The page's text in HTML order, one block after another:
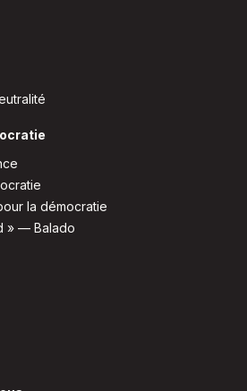
la démocratie
» — Balado